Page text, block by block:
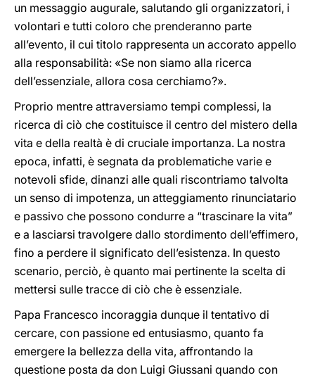
un messaggio augurale, salutando gli organizzatori, i
volontari e tutti coloro che prenderanno parte
all’evento, il cui titolo rappresenta un accorato appello
alla responsabilità: «Se non siamo alla ricerca
dell’essenziale, allora cosa cerchiamo?».
Proprio mentre attraversiamo tempi complessi, la
ricerca di ciò che costituisce il centro del mistero della
vita e della realtà è di cruciale importanza. La nostra
epoca, infatti, è segnata da problematiche varie e
notevoli sfide, dinanzi alle quali riscontriamo talvolta
un senso di impotenza, un atteggiamento rinunciatario
e passivo che possono condurre a “trascinare la vita”
e a lasciarsi travolgere dallo stordimento dell’effimero,
fino a perdere il significato dell’esistenza. In questo
scenario, perciò, è quanto mai pertinente la scelta di
mettersi sulle tracce di ciò che è essenziale.
Papa Francesco incoraggia dunque il tentativo di
cercare, con passione ed entusiasmo, quanto fa
emergere la bellezza della vita, affrontando la
questione posta da don Luigi Giussani quando con